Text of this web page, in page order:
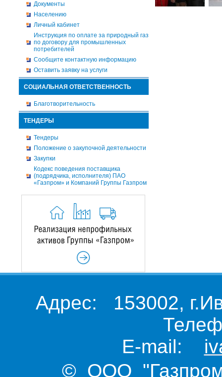
Документы
Населению
Личный кабинет
Инструкция по оплате за природный газ
по договору для промышленных
потребителей
Сообщите контактную информацию
Оставить заявку на услуги
СОЦИАЛЬНАЯ ОТВЕТСТВЕННОСТЬ
Благотворительность
ТЕНДЕРЫ
Тендеры
Положение о закупочной деятельности
Закупки
Кодекс поведения поставщика
(подрядчика, исполнителя) ПАО
«Газпром» и Компаний Группы Газпром
Адрес: 153002,
E-mail:
© ООО "Газпром